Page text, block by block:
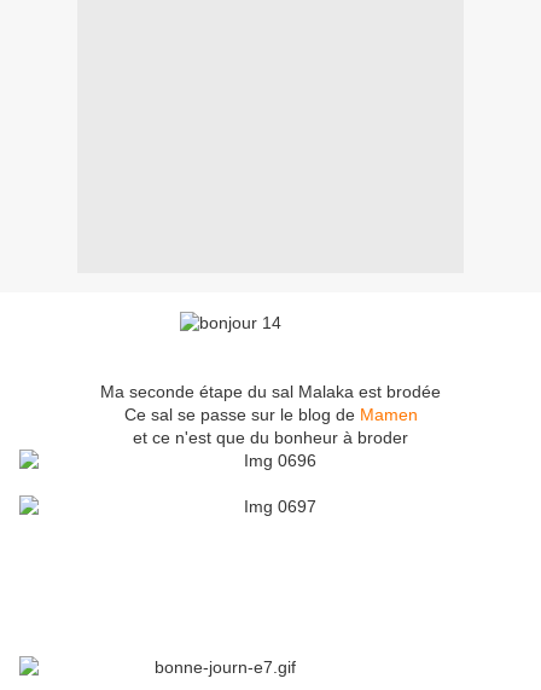
Ma seconde étape du sal Malaka est brodée
Ce sal se passe sur le blog de Mamen
et ce n'est que du bonheur à broder